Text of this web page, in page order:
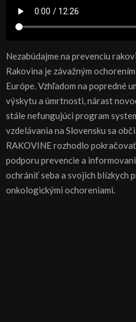
Nezabúdajme na prevenciu
Rakovina je závažným
Európe. Vzhľadom na popredné
výskytu a úmrtnosti, nárast
stále nefungujúci program
vzdelávania na Slovensku sa
RAKOVINE rozhodlo
podporu prevencie a
ochrániť seba a svojich blízkych
onkologickými ochoreniami.